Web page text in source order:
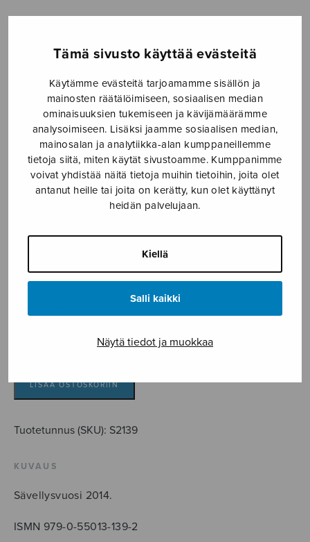
Tämä sivusto käyttää evästeitä
Käytämme evästeitä tarjoamamme sisällön ja
mainosten räätälöimiseen, sosiaalisen median
ominaisuuksien tukemiseen ja kävijämäärämme
analysoimiseen. Lisäksi jaamme sosiaalisen median,
mainosalan ja analytiikka-alan kumppaneillemme
tietoja siitä, miten käytät sivustoamme. Kumppanimme
voivat yhdistää näitä tietoja muihin tietoihin, joita olet
antanut heille tai joita on kerätty, kun olet käyttänyt
heidän palvelujaan.
Kiellä
Salli kaikki
Näytä tiedot ja muokkaa
Etusivu › Nuottikauppa › Sekakuoro › Alma
Alma
Kerko Harri
4,30€
mater
määrä
LISÄÄ OSTOSKORIIN
Tuotetunnus (SKU): S2139
KUVAUS
Sävellysvuosi 2014.
ISMN 979-0-55013-139-2